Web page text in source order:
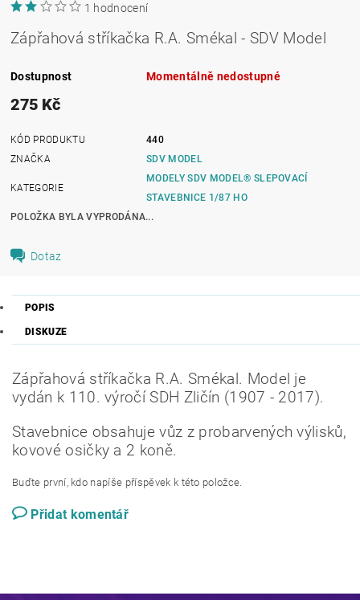
1 hodnocení
Zápřahová stříkačka R.A. Smékal - SDV Model
Dostupnost Momentálně nedostupné
275 Kč
KÓD PRODUKTU
440
ZNAČKA
SDV MODEL
KATEGORIE
MODELY SDV MODEL® SLEPOVACÍ
STAVEBNICE 1/87 HO
POLOŽKA BYLA VYPRODÁNA...
Dotaz
POPIS
DISKUZE
Zápřahová stříkačka R.A. Smékal. Model je
vydán k 110. výročí SDH Zličín (1907 - 2017).
Stavebnice obsahuje vůz z probarvených výlisků,
kovové osičky a 2 koně.
Buďte první, kdo napíše příspěvek k této položce.
Přidat komentář